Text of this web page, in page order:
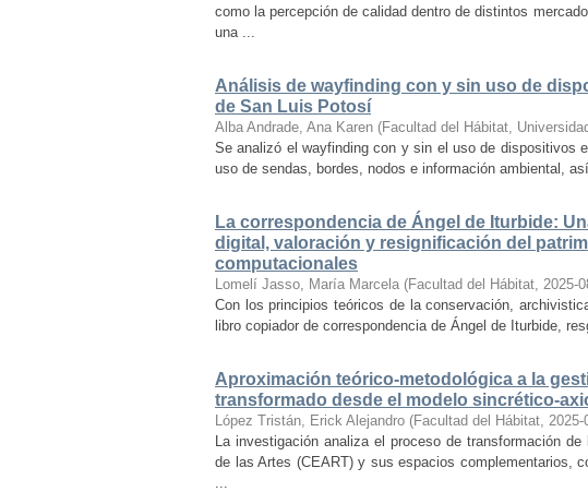
como la percepción de calidad dentro de distintos
una ...
Análisis de wayfinding con y sin uso de
de San Luis Potosí
Alba Andrade, Ana Karen (Facultad del Hábitat,
Se analizó el wayfinding con y sin el uso de dispositivos
uso de sendas, bordes, nodos e información ambiental,
La correspondencia de Ángel de Iturbide:
digital, valoración y resignificación del
computacionales
Lomelí Jasso, María Marcela (Facultad del Hábitat, 2025-
Con los principios teóricos de la conservación,
libro copiador de correspondencia de Ángel de Iturbide,
Aproximación teórico-metodológica a la
transformado desde el modelo sincrético-
López Tristán, Erick Alejandro (Facultad del Hábitat, 2025-
La investigación analiza el proceso de transformación
de las Artes (CEART) y sus espacios complementarios,
...